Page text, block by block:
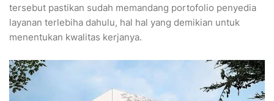
tersebut pastikan sudah memandang portofolio penyedia
layanan terlebiha dahulu, hal hal yang demikian untuk
menentukan kwalitas kerjanya.